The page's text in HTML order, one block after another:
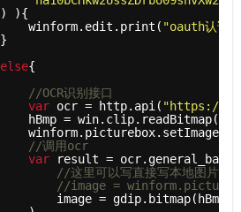
) ){
winform.edit.print( "oauth认证
}
else{
//OCR识别接口
var ocr = http.api( "https://
hBmp = win.clip.readBitmap();
//调用ocr
var
result =
//这里可以写直接
//image =
image =